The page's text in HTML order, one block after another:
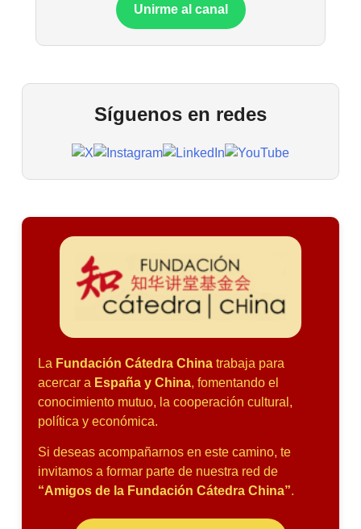
Unirme al canal
Síguenos en redes
La Fundación Cátedra China trabaja para
acercar a España y China, fomentando el
conocimiento mutuo, la cooperación cultural,
política y económica.
Si deseas acompañarnos en este camino, te
invitamos a formar parte de nuestra red de
“Amigos de la Fundación Cátedra China”.